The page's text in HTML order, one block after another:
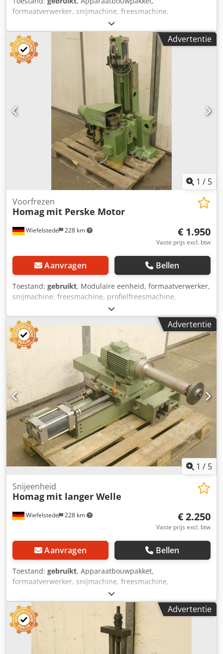
formaatverwerker, snijmachine, freesmachine,
profielfreesmachine, voegenfreesmachine, snijmachine,
dubbelzijdige profiler, kantenbewerkingsmachine,
scoremotor, versnipperaarmotor, freesmotor voor
kantenbewerkingsmachine -HOMAG freesunit: u kunt
korting, groef en profiel aanbrengen. -met sleutel: van 2
zijden elk -Freestoestel: draaibaar -1x motoren Perske -
Vermogen kW -Voltage: volts -Frequentie: Hz -Snelheid:
rpm Crodpsb R Hkpjfx Alcof -andere motoren met andere
diensten op voorraad tegen een meerprijs -Maten:
650/520/H600 mm -gewicht: 80 kg
Advertentie
1 / 5
Wiefelstede 228 km
Voorfrezen
Homag mit Perske Motor
€ 1.950
Vaste prijs excl. btw
Aanvragen Bellen
Toestand: gebruikt, Modulaire eenheid, formaatverwerker,
snijmachine, freesmachine, profielfreesmachine,
voegfreesmachine, snijmachine, dubbelzijdige profiler,
kantverwerkingsmachine, scoremotor,
versnipperaarmotor, freesmotor voor
kantverwerkingsmachine -HOMAG freesunit voor het
gezamenlijk frezen -met zware zwaluwstaartgeleider -
Freestoestel: draaibaar -1x motoren Perske -Motortype:
KCS 70.12-2D -Vermogen: 3,0/4,4 kW Credpfxsb Uhp He
Alcsf -Voltage: 220/380/380 volt -Frequentie: 50/100 Hz -
Snelheid: 2880/5880 tpm -andere motoren met andere
diensten op voorraad tegen een meerprijs -Maten:
1150/600/H1330 mm -gewicht: 346 kg
Advertentie
1 / 5
Wiefelstede 228 km
Snijeenheid
Homag mit langer Welle
€ 2.250
Vaste prijs excl. btw
Aanvragen Bellen
Toestand: gebruikt, Apparaatbouwpakket,
formaatverwerker, snijmachine, freesmachine,
profielfreesmachine, voegenfreesmachine, snijmachine,
dubbelzijdige profiler, kantenbewerkingsmachine,
scoremotor, versnipperaarmotor, freesmotor voor
kantenbewerkingsmachine -HOMAG-freeseenheid voor de
verwerking van het formaat -met zware
zwaluwstaartgeleider -1x motoren Perske -met lange
Advertentie